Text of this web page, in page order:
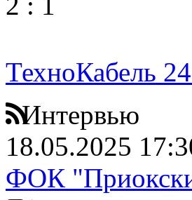
ТехноКабель
Интервью
18.05.2025
ФОК